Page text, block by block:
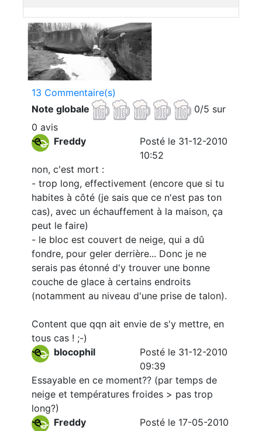
13 Commentaire(s)
Note globale
0/5 sur
0 avis
Freddy
Posté le 31-12-2010
10:52
non, c'est mort :
- trop long, effectivement (encore que si tu
habites à côté (je sais que ce n'est pas ton
cas), avec un échauffement à la maison, ça
peut le faire)
- le bloc est couvert de neige, qui a dû
fondre, pour geler derrière... Donc je ne
serais pas étonné d'y trouver une bonne
couche de glace à certains endroits
(notamment au niveau d'une prise de talon).
Content que qqn ait envie de s'y mettre, en
tous cas ! ;-)
blocophil
Posté le 31-12-2010
09:39
Essayable en ce moment?? (par temps de
neige et températures froides > pas trop
long?)
Freddy
Posté le 17-05-2010